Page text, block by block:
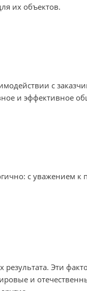
их объектов.
с
и эффективное
с уважением к
Эти
и